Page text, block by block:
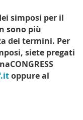
simposi per il
sono più
dei termini. Per
siete pregati
oppure al